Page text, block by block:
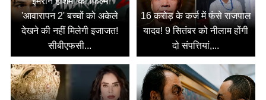
'आवारापन 2' बच्चों को अकेले
देखने की नहीं मिलेगी इजाजत!
सीबीएफसी...
16 करोड़ के कर्ज में फंसे राजपाल
यादव! 9 सितंबर को नीलाम होंगी
दो संपत्तियां,...